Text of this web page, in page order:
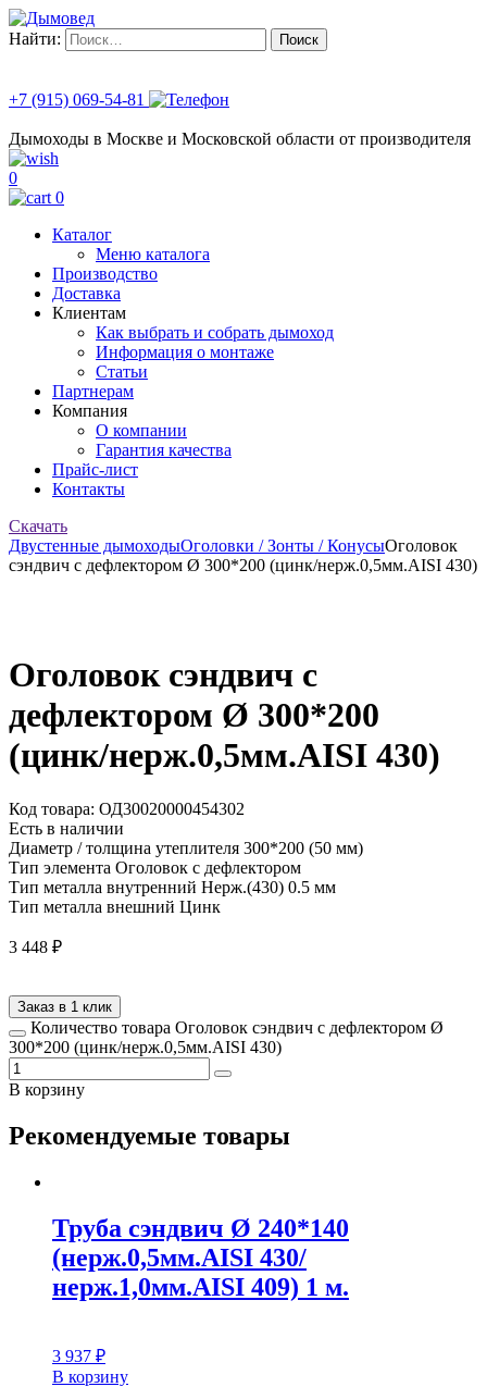
Найти:
+7 (915) 069-54-81
Дымоходы в Москве и Московской области от производителя
0
0
Каталог
Меню каталога
Производство
Доставка
Клиентам
Как выбрать и собрать дымоход
Информация о монтаже
Статьи
Партнерам
Компания
О компании
Гарантия качества
Прайс-лист
Контакты
Скачать
Двустенные дымоходыОголовки / Зонты / КонусыОголовок
сэндвич с дефлектором Ø 300*200 (цинк/нерж.0,5мм.AISI 430)
Оголовок сэндвич с
дефлектором Ø 300*200
(цинк/нерж.0,5мм.AISI 430)
Код товара: ОД30020000454302
Есть в наличии
Диаметр / толщина утеплителя 300*200 (50 мм)
Тип элемента Оголовок с дефлектором
Тип металла внутренний Нерж.(430) 0.5 мм
Тип металла внешний Цинк
3 448 ₽
Заказ в 1 клик
Количество товара Оголовок сэндвич с дефлектором Ø
300*200 (цинк/нерж.0,5мм.AISI 430)
В корзину
Рекомендуемые товары
Труба сэндвич Ø 240*140
(нерж.0,5мм.AISI 430/
нерж.1,0мм.AISI 409) 1 м.
3 937 ₽
В корзину